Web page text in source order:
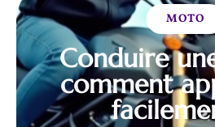
MOTO
Conduire
comment